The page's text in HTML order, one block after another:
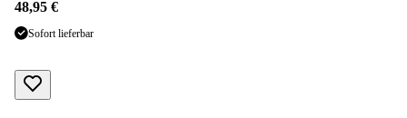
48,95 €
Sofort lieferbar